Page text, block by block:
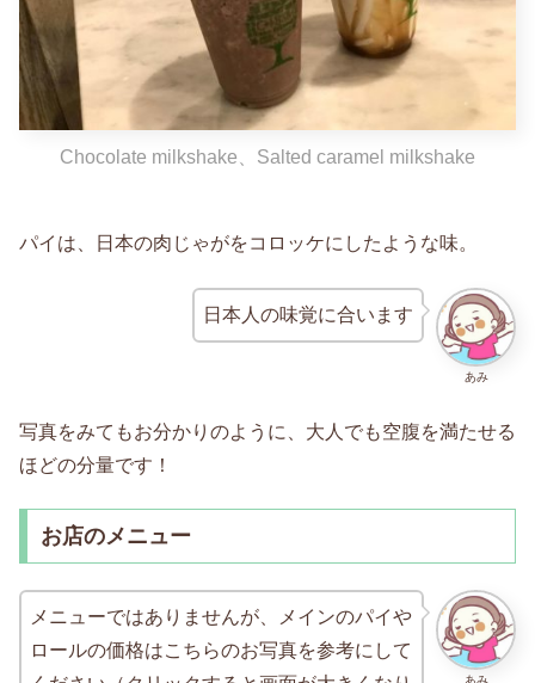
Chocolate milkshake、Salted caramel milkshake
パイは、日本の肉じゃがをコロッケにしたような味。
あみ
日本人の味覚に合います
写真をみてもお分かりのように、大人でも空腹を満たせる
ほどの分量です！
お店のメニュー
あみ
メニューではありませんが、メインのパイや
ロールの価格はこちらのお写真を参考にして